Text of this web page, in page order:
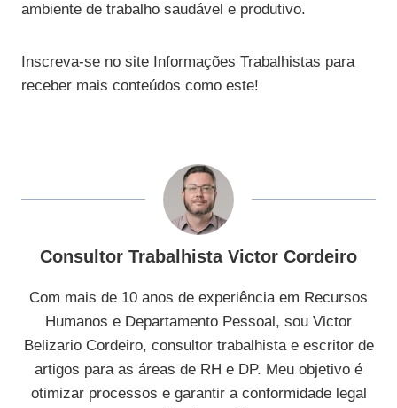
ambiente de trabalho saudável e produtivo.
Inscreva-se no site Informações Trabalhistas para
receber mais conteúdos como este!
Consultor Trabalhista Victor Cordeiro
Com mais de 10 anos de experiência em Recursos
Humanos e Departamento Pessoal, sou Victor
Belizario Cordeiro, consultor trabalhista e escritor de
artigos para as áreas de RH e DP. Meu objetivo é
otimizar processos e garantir a conformidade legal